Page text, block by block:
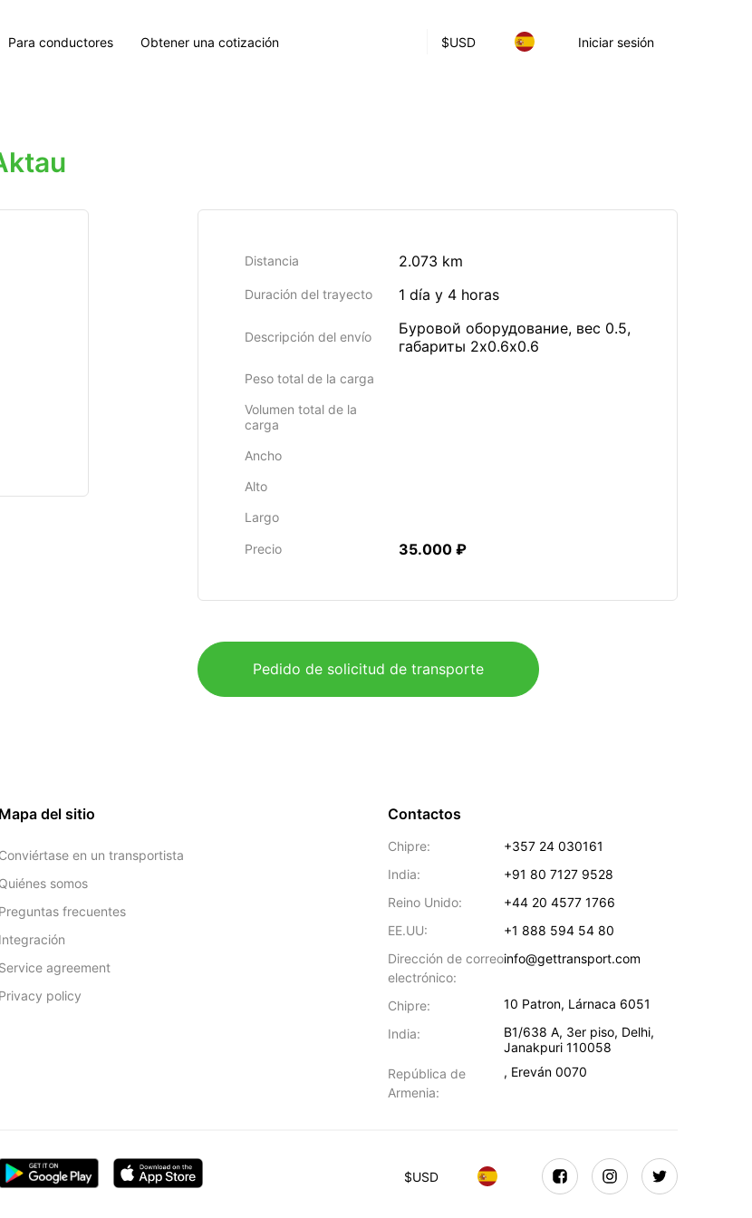
$USD Iniciar sesión
Para conductores Obtener una cotización
Distancia 2.073 km
Duración del trayecto 1 día y 4 horas
Descripción del envío
Буровой оборудование, вес 0.5,
габариты 2х0.6х0.6
Peso total de la carga
Volumen total de la
carga
Ancho
Alto
Largo
Precio 35.000 ₽
Pedido de solicitud de transporte
Mapa del sitio
Conviértase en un transportista
Quiénes somos
Preguntas frecuentes
Integración
Service agreement
Privacy policy
Contactos
Chipre:
+357 24 030161
India:
+91 80 7127 9528
Reino Unido:
+44 20 4577 1766
EE.UU:
+1 888 594 54 80
Dirección de correo
electrónico:
info@gettransport.com
Chipre: 10 Patron, Lárnaca 6051
India:
B1/638 A, 3er piso, Delhi,
Janakpuri 110058
República de
Armenia:
, Ereván 0070
$USD